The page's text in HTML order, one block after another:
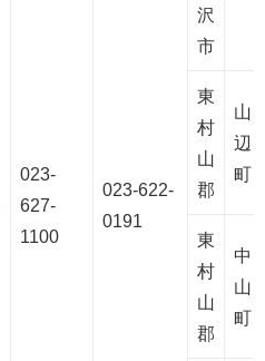
023-
627-
1100
023-622-
0191
沢
市
東
村
山
郡
山
辺
町
東
村
山
郡
中
山
町